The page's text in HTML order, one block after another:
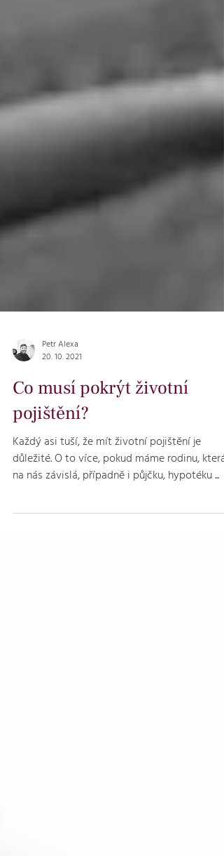
Petr Alexa
20. 10. 2021
Co musí pokrýt životní
pojištění?
Každý asi tuší, že mít životní pojištění je